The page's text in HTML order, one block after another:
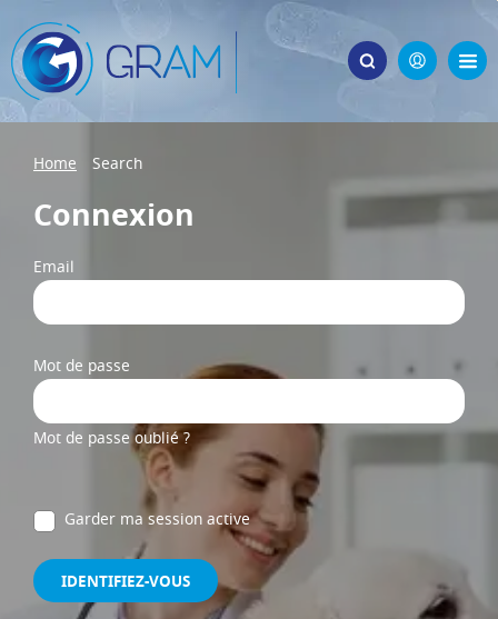
Home Search
Connexion
Email
Mot de passe
Mot de passe oublié ?
Garder ma session active
IDENTIFIEZ-VOUS